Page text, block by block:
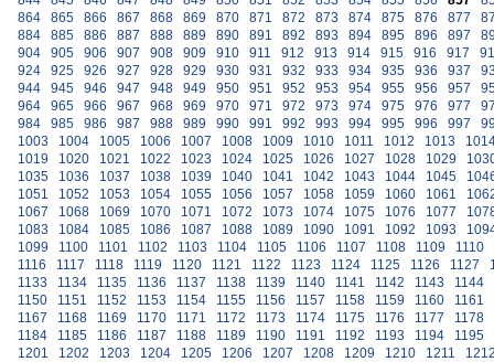
864
865 866 867 868 869 870 871 872 873 874 875 876 877
884
885 886 887 888 889 890 891 892 893 894 895 896 897
904
905 906 907 908 909 910 911 912 913 914 915 916 917
924
925 926 927 928 929 930 931 932 933 934 935 936 937
944
945 946 947 948 949 950 951 952 953 954 955 956 957
964
965 966 967 968 969 970 971 972 973 974 975 976 977
984
985 986 987 988 989 990 991 992 993 994 995 996 997
1003
1004 1005 1006 1007 1008 1009 1010 1011 1012 1013
1019
1020 1021 1022 1023 1024 1025 1026 1027 1028 1029
1035
1036 1037 1038 1039 1040 1041 1042 1043 1044 1045
1051
1052 1053 1054 1055 1056 1057 1058 1059 1060 1061
1067
1068 1069 1070 1071 1072 1073 1074 1075 1076 1077
1083
1084 1085 1086 1087 1088 1089 1090 1091 1092 1093
1099
1100 1101 1102 1103 1104 1105 1106 1107 1108 1109
1110
1116
1117 1118 1119 1120 1121 1122 1123 1124 1125 1126 1127
1133
1134 1135 1136 1137 1138 1139 1140 1141 1142 1143
1144
1150
1151 1152 1153 1154 1155 1156 1157 1158 1159 1160
1161
1167
1168 1169 1170 1171 1172 1173 1174 1175 1176 1177
1178
1184
1185 1186 1187 1188 1189 1190 1191 1192 1193 1194
1195
1201
1202 1203 1204 1205 1206 1207 1208 1209 1210 1211